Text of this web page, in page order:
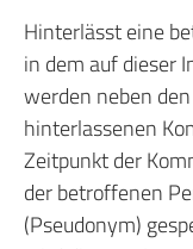
Hinterlässt eine
in dem auf dieser
werden neben
hinterlassenen
Zeitpunkt der
der betroffenen
(Pseudonym)